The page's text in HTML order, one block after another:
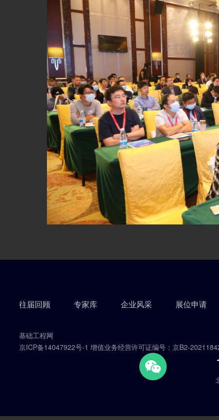
往届回顾 专家库 企业风采 展位申请
基础工程网
京ICP备14047922号-1 增值业务经营许可证编号：京B2-